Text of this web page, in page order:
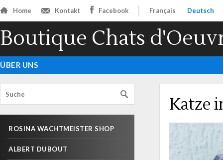
Home Kontakt Facebook Français Deutsch
Boutique Chats
ÜBER UNS
ROSINA WACHTMEISTER SHOP
ALBERT DUBOUT
Katze